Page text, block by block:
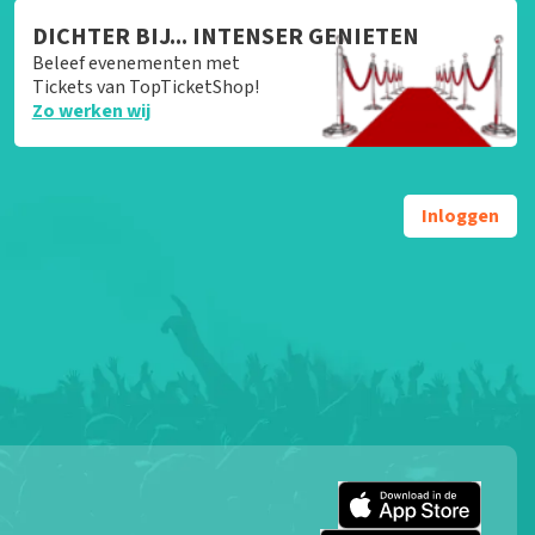
DICHTER BIJ... INTENSER GENIETEN
Beleef evenementen met
Tickets van TopTicketShop!
Zo werken wij
Inloggen